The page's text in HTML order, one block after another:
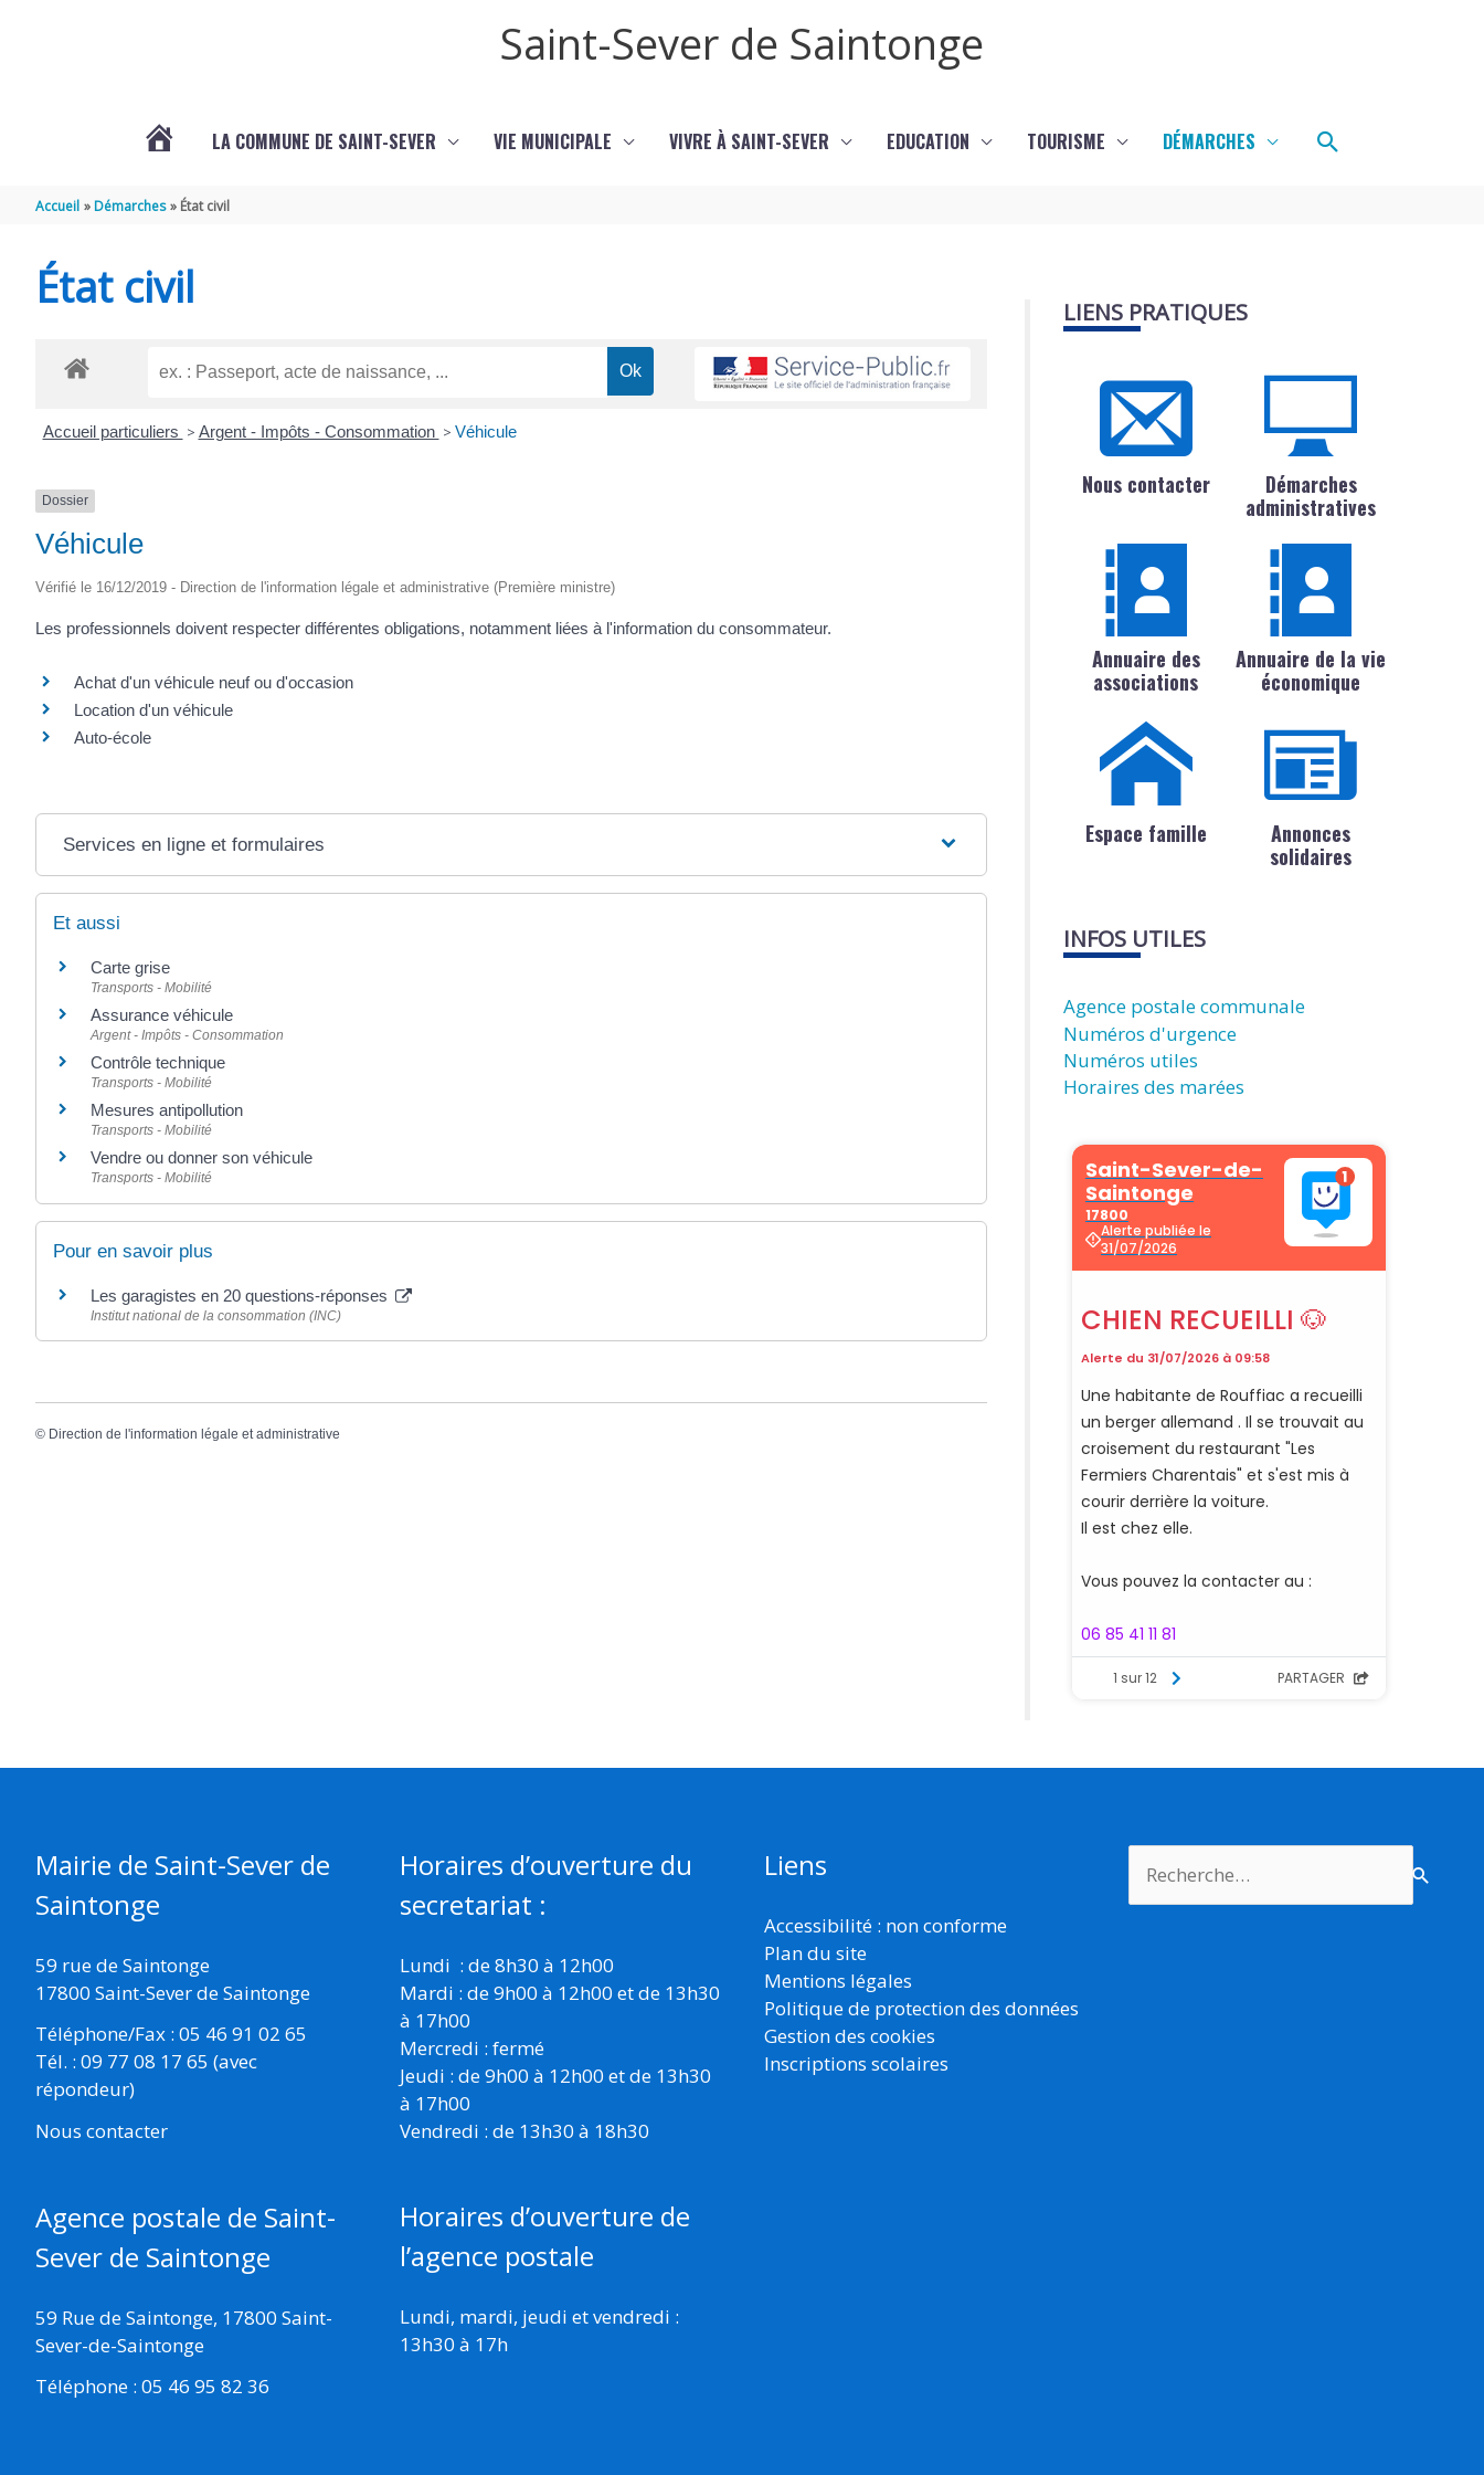
Saint-Sever de Saintonge
LA COMMUNE DE SAINT-SEVER VIE MUNICIPALE VIVRE À SAINT-SEVER EDUCATION TOURISME DÉMARCHES Rechercher
Accueil Démarches État civil
État civil
Accueil particuliers > Argent - Impôts - Consommation > Véhicule
Dossier
Véhicule
Vérifié le 16/12/2019 - Direction de l'information légale et administrative (Première ministre)
Les professionnels doivent respecter différentes obligations, notamment liées à l'information du consommateur.
Achat d'un véhicule neuf ou d'occasion
Location d'un véhicule
Auto-école
Services en ligne et formulaires
Et aussi
Carte grise
Transports - Mobilité
Assurance véhicule
Argent - Impôts - Consommation
Contrôle technique
Transports - Mobilité
Mesures antipollution
Transports - Mobilité
Vendre ou donner son véhicule
Transports - Mobilité
Pour en savoir plus
Les garagistes en 20 questions-réponses
Institut national de la consommation (INC)
© Direction de l'information légale et administrative
LIENS PRATIQUES
Nous contacter
Démarches
administratives
Annuaire des
associations
Annuaire de la vie
économique
Espace famille
Annonces
solidaires
INFOS UTILES
Agence postale communale
Numéros d'urgence
Numéros utiles
Horaires des marées
Mairie de Saint-Sever de
Saintonge
59 rue de Saintonge
17800 Saint-Sever de Saintonge
Téléphone/Fax : 05 46 91 02 65
Tél. : 09 77 08 17 65 (avec
répondeur)
Nous contacter
Agence postale de Saint-
Sever de Saintonge
59 Rue de Saintonge, 17800 Saint-
Sever-de-Saintonge
Téléphone : 05 46 95 82 36
Horaires d’ouverture du
secretariat :
Lundi : de 8h30 à 12h00
Mardi : de 9h00 à 12h00 et de 13h30
à 17h00
Mercredi : fermé
Jeudi : de 9h00 à 12h00 et de 13h30
à 17h00
Vendredi : de 13h30 à 18h30
Horaires d’ouverture de
l’agence postale
Lundi, mardi, jeudi et vendredi :
13h30 à 17h
Liens
Accessibilité : non conforme
Plan du site
Mentions légales
Politique de protection des données
Gestion des cookies
Inscriptions scolaires